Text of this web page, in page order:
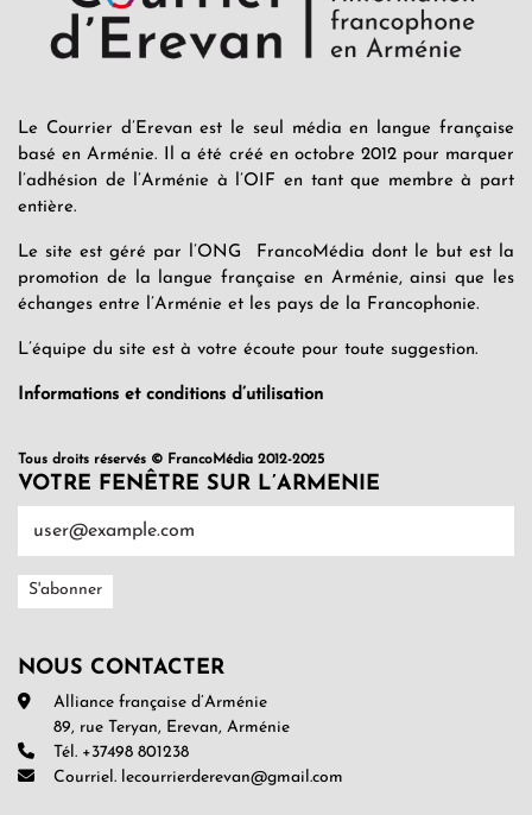
Le Courrier d’Erevan est le seul média en langue française
basé en Arménie. Il a été créé en octobre 2012 pour marquer
l’adhésion de l’Arménie à l’OIF en tant que membre à part
entière.
Le site est géré par l’ONG FrancoMédia dont le but est la
promotion de la langue française en Arménie, ainsi que les
échanges entre l’Arménie et les pays de la Francophonie.
L’équipe du site est à votre écoute pour toute suggestion.
Informations et conditions d’utilisation
Tous droits réservés © FrancoMédia 2012-2025
VOTRE FENÊTRE SUR L’ARMENIE
NOUS CONTACTER
Alliance française d’Arménie
89, rue Teryan, Erevan, Arménie
Tél. +37498 801238
Courriel. lecourrierderevan@gmail.com